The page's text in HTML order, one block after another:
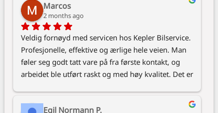
av time. 😊Marcos
2 months ago
Veldig fornøyd med servicen hos Kepler Bilservice.
Profesjonelle, effektive og ærlige hele veien. Man
føler seg godt tatt vare på fra første kontakt, og
arbeidet ble utført raskt og med høy kvalitet. Det er
bilservice.Egil Normann P.